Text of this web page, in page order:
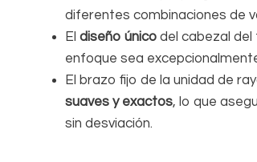
diferentes combinaciones de
El diseño único del cabezal del
enfoque sea
El brazo fijo de la unidad de
suaves y exactos, lo que
sin desviación.